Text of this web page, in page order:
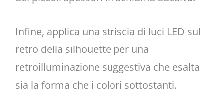
Infine, applica una striscia di luci LED sul
retro della silhouette per una
retroilluminazione suggestiva che esalta
sia la forma che i colori sottostanti.